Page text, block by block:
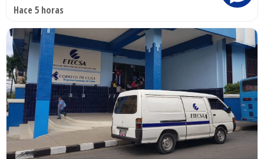
Hace 5 horas